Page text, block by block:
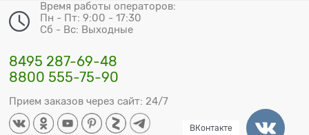
Время работы операторов:
Пн - Пт: 9:00 - 17:30
Сб - Вс: Выходные
8495 287-69-48
8800 555-75-90
Прием заказов через сайт: 24/7
ВКонтакте